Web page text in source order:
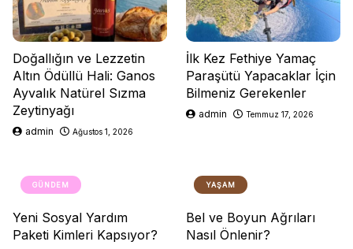
Doğallığın ve Lezzetin
Altın Ödüllü Hali: Ganos
Ayvalık Natürel Sızma
Zeytinyağı
admin Ağustos 1, 2026
İlk Kez Fethiye Yamaç
Paraşütü Yapacaklar İçin
Bilmeniz Gerekenler
admin Temmuz 17, 2026
GÜNDEM
Yeni Sosyal Yardım
Paketi Kimleri Kapsıyor?
YAŞAM
Bel ve Boyun Ağrıları
Nasıl Önlenir?